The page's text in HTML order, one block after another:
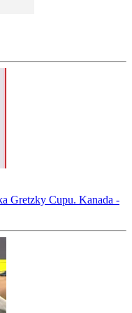
Gretzky Cupu. Kanada -